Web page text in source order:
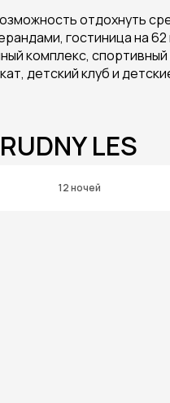
отдохнуть
гостиница на
комплекс,
детский клуб и
LES
12 ночей